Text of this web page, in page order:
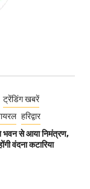
ट्रेंडिंग खबरें
हरिद्वार
भवन से आया निमंत्रण,
वंदना कटारिया